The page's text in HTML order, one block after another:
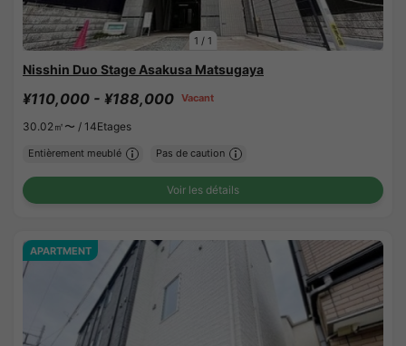
1 / 1
Nisshin Duo Stage Asakusa Matsugaya
¥110,000 - ¥188,000 Vacant
30.02㎡〜 / 14Etages
Entièrement meublé Pas de caution
Voir les détails
APARTMENT